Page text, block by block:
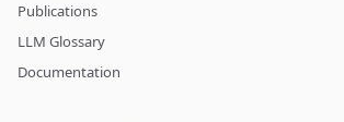
Publications
LLM Glossary
Documentation